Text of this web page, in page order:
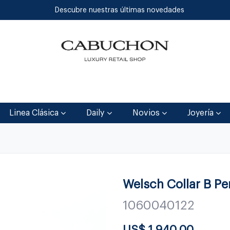
Descubre nuestras últimas novedades
Linea Clásica Daily Novios Joyería
Welsch Collar B
1060040122